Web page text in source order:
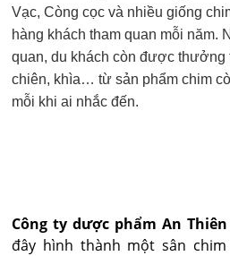
Vạc, Còng cọc và nhiều giống
hàng khách tham quan mỗi năm.
quan, du khách còn được thưởng
chiên, khìa… từ sản phẩm chim
mỗi khi ai nhắc đến.
Công ty dược phẩm An Thiên
đây hình thành một sân